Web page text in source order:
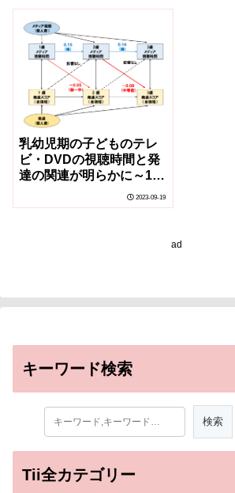
乳幼児期の子どものテレ
ビ・DVDの視聴時間と発
達の関連が明らかに～1歳
の視聴時間も発達に影響
する～
2023-09-19
ad
キーワード検索
Tii全カテゴリー